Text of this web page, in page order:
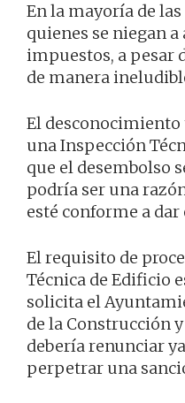
En la mayoría de
quienes se niegan
impuestos, a pesar
de manera
El
una Inspección
que el desembolso
podría ser una
esté conforme a dar
El requisito de
Técnica de Edificio
solicita el
de la Construcción
debería renunciar
perpetrar una